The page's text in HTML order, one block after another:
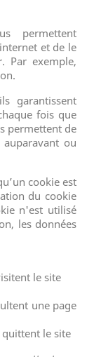
permettent
et de le
Par exemple,
garantissent
fois que
permettent de
ou
cookie est
du cookie
n'est utilisé
les données
le site
une page
le site